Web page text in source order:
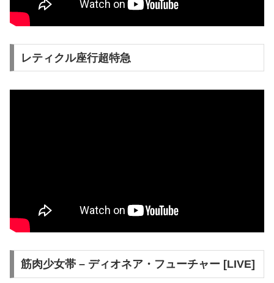
レティクル座行超特急
筋肉少女帯 – ディオネア・フューチャー [LIVE]